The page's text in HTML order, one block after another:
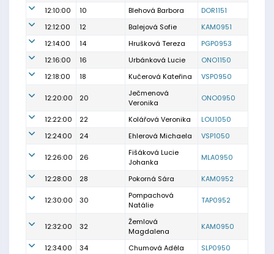
12:10:00
10 Blehová Barbora
DOR1151
12:12:00
12 Balejová Sofie
KAM0951
12:14:00
14 Hrušková Tereza
PGP0953
12:16:00
16 Urbánková Lucie
ONO1150
12:18:00
18 Kučerová Kateřina VSP0950
12:20:00 20
Ječmenová
Veronika
ONO0950
12:22:00 22 Kolářová Veronika
LOU1050
12:24:00
24 Ehlerová Michaela VSP1050
12:26:00 26
Fišáková Lucie
Johanka
MLA0950
12:28:00 28 Pokorná Sára KAM0952
12:30:00 30
Pompachová
Natálie
TAP0952
12:32:00 32
Žemlová
Magdalena
KAM0950
12:34:00 34 Chumová Adéla
SLP0950